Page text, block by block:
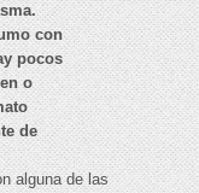
con
pocos
o
de
alguna de las